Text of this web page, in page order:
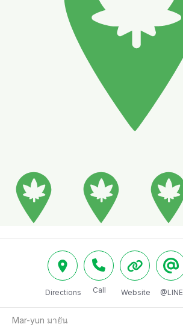
Directions Call Website @LINE
Mar-yun มายัน